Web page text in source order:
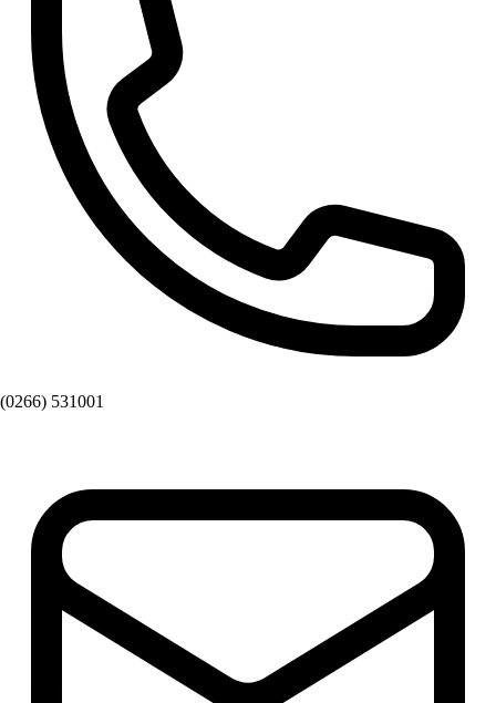
(0266) 531001